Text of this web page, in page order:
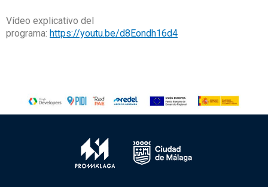
Vídeo explicativo del
programa: https://youtu.be/d8Eondh16d4